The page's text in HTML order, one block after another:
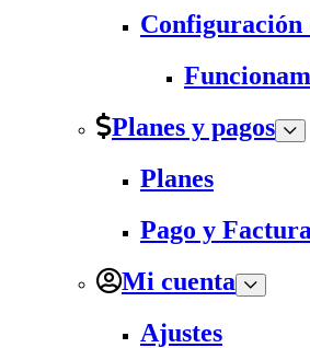
Configuración
Planes y pagos
Planes
Pago y
Mi cuenta
Ajustes